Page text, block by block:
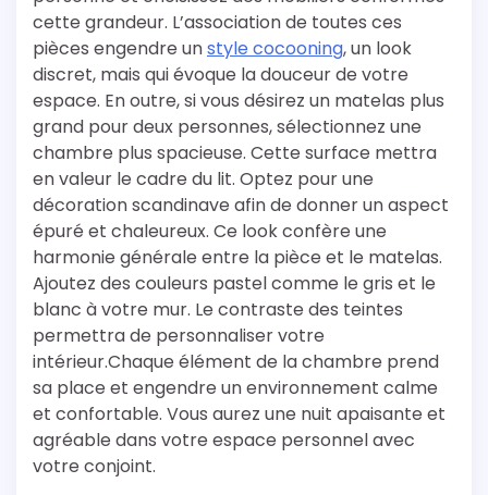
cette grandeur. L’association de toutes ces
pièces engendre unstyle cocooning, un look
discret, mais qui évoque la douceur de votre
espace. En outre, si vous désirez un matelas plus
grand pour deux personnes, sélectionnez une
chambre plus spacieuse. Cette surface mettra
en valeur le cadre du lit. Optez pour une
décoration scandinave afin de donner un aspect
épuré et chaleureux. Ce look confère une
harmonie générale entre la pièce et le matelas.
Ajoutez des couleurs pastel comme le gris et le
blanc à votre mur. Le contraste des teintes
permettra de personnaliser votre
intérieur.Chaque élément de la chambre prend
sa place et engendre un environnement calme
et confortable. Vous aurez une nuit apaisante et
agréable dans votre espace personnel avec
votre conjoint.